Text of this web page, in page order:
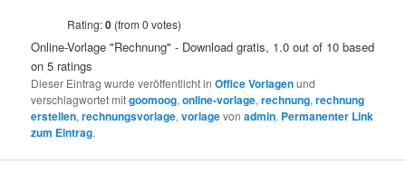
Rating:0 (from 0 votes)
Online-Vorlage "Rechnung" - Download gratis, 1.0 out of 10 based
on5 ratings
Dieser Eintrag wurde veröffentlicht inOffice Vorlagenund
verschlagwortet mitgoomoog,online-vorlage,rechnung,rechnung
erstellen,rechnungsvorlage,vorlagevonadmin. Permanenter Link
zum Eintrag.